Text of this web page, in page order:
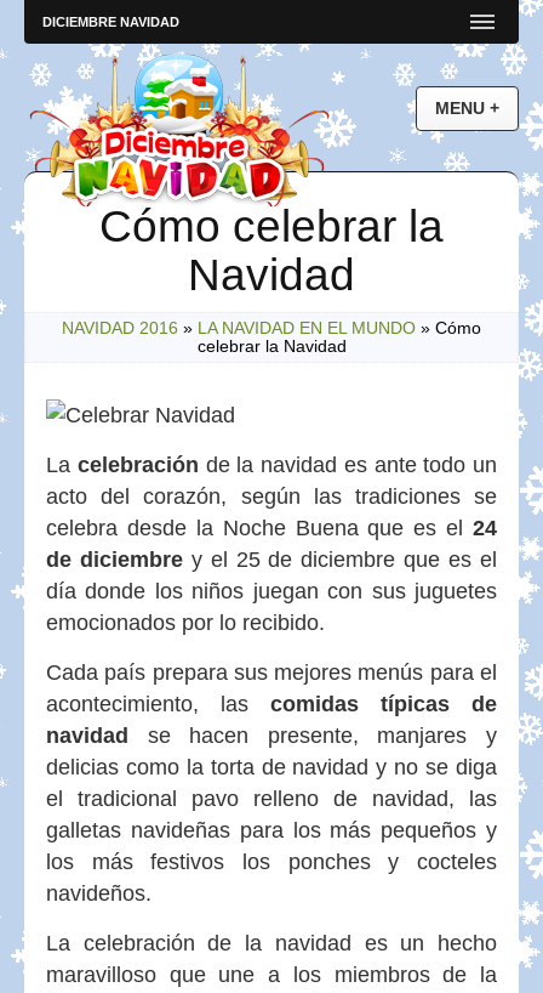
DICIEMBRE NAVIDAD
Cómo celebrar la
Navidad
NAVIDAD 2016 » LA NAVIDAD EN EL MUNDO » Cómo
celebrar la Navidad
La celebración de la navidad es ante todo un
acto del corazón, según las tradiciones se
celebra desde la Noche Buena que es el 24
de diciembrey el 25 de diciembre que es el
día donde los niños juegan con sus juguetes
emocionados por lo recibido.
Cada país prepara sus mejores menús para el
acontecimiento, las comidas típicas de
navidad
se hacen presente, manjares y
delicias como la torta de navidad y no se diga
el tradicional pavo relleno de navidad, las
galletas navideñas para los más pequeños y
los más festivos los ponches y cocteles
navideños.
La celebración de la navidad es un hecho
maravilloso que une a los miembros de la